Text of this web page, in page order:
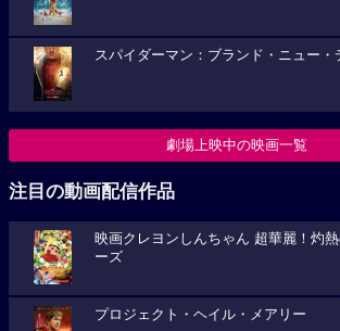
スパイダーマン：ブランド・ニュー・
劇場上映中の映画一覧
注目の動画配信作品
映画クレヨンしんちゃん 超華麗！灼
ーズ
プロジェクト・ヘイル・メアリー